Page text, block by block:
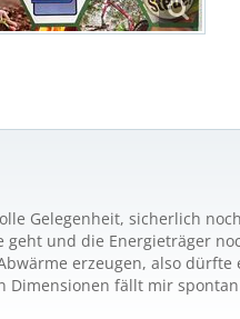
Gelegenheit, sicherlich
geht und die Energieträger
erzeugen, also
Dimensionen fällt mir spontan